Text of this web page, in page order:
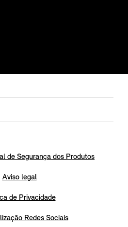
de Segurança dos Produtos
Aviso legal
de Privacidade
Redes Sociais